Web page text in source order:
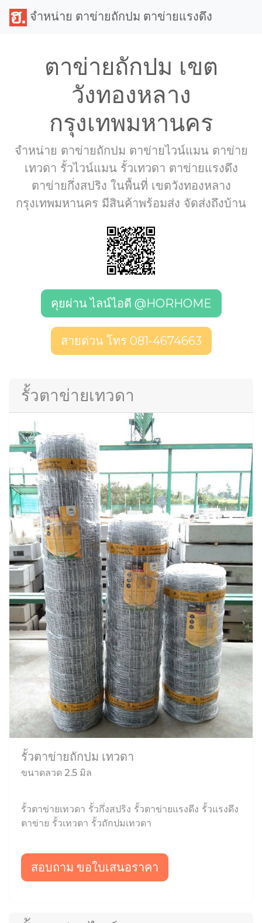
จำหน่าย ตาข่ายถักปม ตาข่ายแรงดึง
ตาข่ายถักปม เขต
วังทองหลาง
กรุงเทพมหานคร
จำหน่าย ตาข่ายถักปม ตาข่ายไวน์แมน ตาข่าย
เทวดา รั้วไวน์แมน รั้วเทวดา ตาข่ายแรงดึง
ตาข่ายกึ่งสปริง ในพื้นที่ เขตวังทองหลาง
กรุงเทพมหานคร มีสินค้าพร้อมส่ง จัดส่งถึงบ้าน
คุยผ่าน ไลน์ไอดี @HORHOME
สายด่วน โทร 081-4674663
รั้วตาข่ายเทวดา
รั้วตาข่ายถักปม เทวดา
ขนาดลวด 2.5 มิล
รั้วตาข่ายเทวดา รั้วกึ่งสปริง รั้วตาข่ายแรงดึง รั้วแรงดึง
ตาข่าย รั้วเทวดา รั้วถักปมเทวดา
สอบถาม ขอใบเสนอราคา